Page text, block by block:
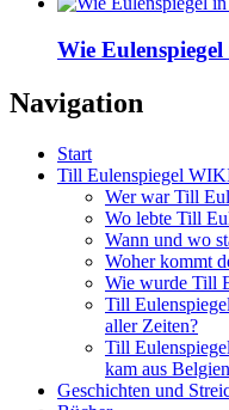
Wie
Navigation
Start
Till Eulenspiegel
Wer war Till
Wo lebte Till
Wann und wo
Woher kommt
Wie wurde Till
Till
aller Zeiten?
Till
kam aus
Geschichten und